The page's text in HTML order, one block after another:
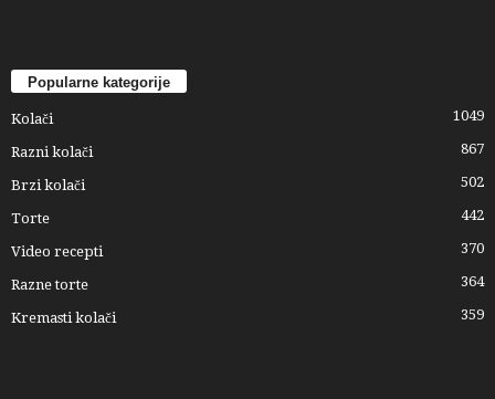
Popularne kategorije
Kolači 1049
Razni kolači 867
Brzi kolači 502
Torte 442
Video recepti 370
Razne torte 364
Kremasti kolači 359